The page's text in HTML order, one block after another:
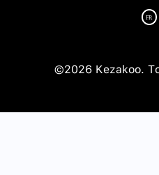
©2026 Kezakoo.